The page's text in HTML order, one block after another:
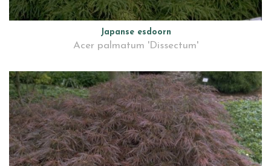
Japanse esdoorn
Acer palmatum 'Dissectum'